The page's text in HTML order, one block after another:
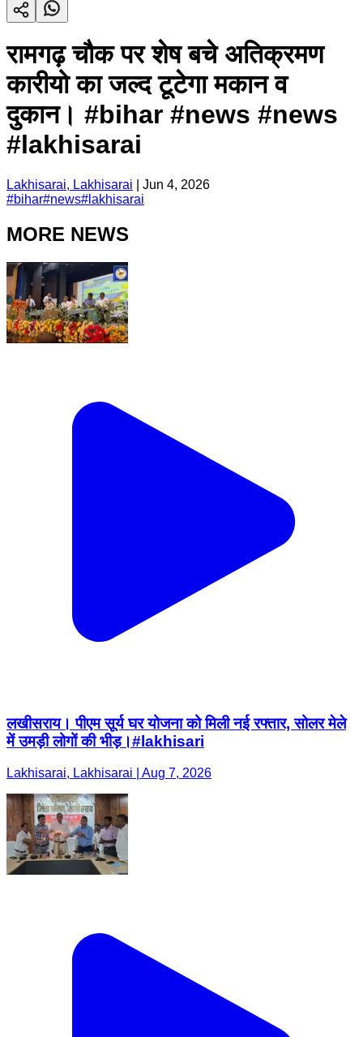
रामगढ़ चौक पर शेष बचे अतिक्रमण
कारीयो का जल्द टूटेगा मकान व
दुकान। #bihar #news #news
#lakhisarai
Lakhisarai, Lakhisarai
Jun 4, 2026
#bihar#news# lakhisarai
MORE NEWS
लखीसराय। पीएम सूर्य घर योजना को मिली नई रफ्तार, सोलर मेले
में उमड़ी लोगों की भीड़।#lakhisari
Lakhisarai, Lakhisarai | Aug 7, 2026